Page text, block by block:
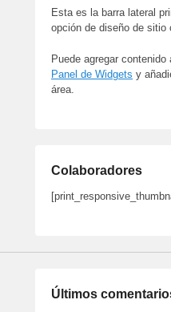
Esta es la barra lateral
opción de diseño de sitio
Puede agregar
Panel de Widgets y
área.
Colaboradores
Últimos